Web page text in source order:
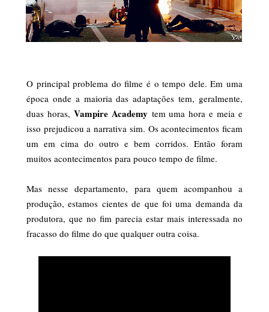
O principal problema do filme é o tempo dele. Em uma
época onde a maioria das adaptações tem, geralmente,
duas horas, Vampire Academy tem uma hora e meia e
isso prejudicou a narrativa sim. Os acontecimentos ficam
um em cima do outro e bem corridos. Então foram
muitos acontecimentos para pouco tempo de filme.
Mas nesse departamento, para quem acompanhou a
produção, estamos cientes de que foi uma demanda da
produtora, que no fim parecia estar mais interessada no
fracasso do filme do que qualquer outra coisa.